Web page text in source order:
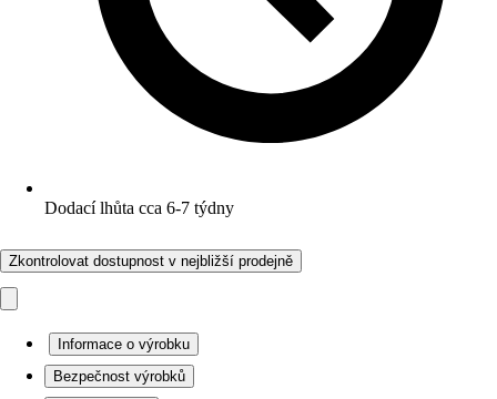
Dodací lhůta cca 6-7 týdny
Zkontrolovat dostupnost v nejbližší prodejně
Informace o výrobku
Bezpečnost výrobků